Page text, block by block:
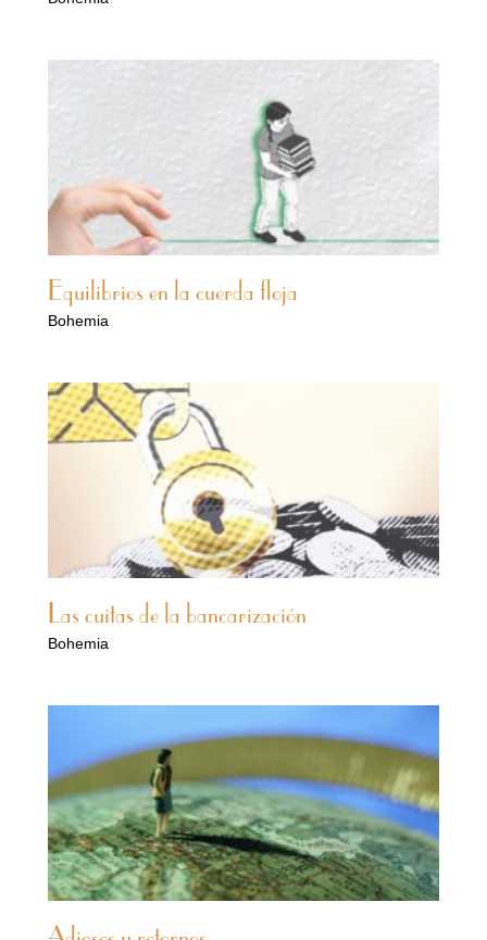
Equilibrios en la cuerda floja
Bohemia
Las cuitas de la bancarización
Bohemia